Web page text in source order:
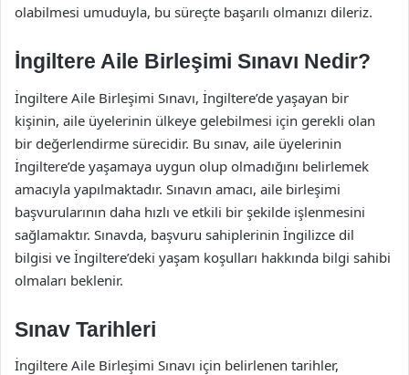
olabilmesi umuduyla, bu süreçte başarılı olmanızı dileriz.
İngiltere Aile Birleşimi Sınavı Nedir?
İngiltere Aile Birleşimi Sınavı, İngiltere’de yaşayan bir
kişinin, aile üyelerinin ülkeye gelebilmesi için gerekli olan
bir değerlendirme sürecidir. Bu sınav, aile üyelerinin
İngiltere’de yaşamaya uygun olup olmadığını belirlemek
amacıyla yapılmaktadır. Sınavın amacı, aile birleşimi
başvurularının daha hızlı ve etkili bir şekilde işlenmesini
sağlamaktır. Sınavda, başvuru sahiplerinin İngilizce dil
bilgisi ve İngiltere’deki yaşam koşulları hakkında bilgi sahibi
olmaları beklenir.
Sınav Tarihleri
İngiltere Aile Birleşimi Sınavı için belirlenen tarihler,